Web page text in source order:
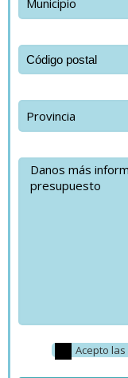
Acepto las